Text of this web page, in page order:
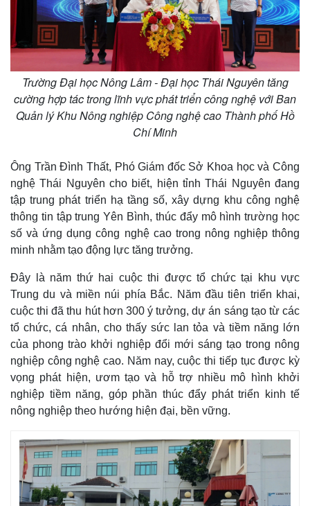
Khởi nghiệp
Thị trường
Tỷ giá
Chứng khoán
Giá cà phê
Trường Đại học Nông Lâm - Đại học Thái Nguyên tăng
cường hợp tác trong lĩnh vực phát triển công nghệ với Ban
Quản lý Khu Nông nghiệp Công nghệ cao Thành phố Hồ
Chí Minh
Ông Trần Đình Thất, Phó Giám đốc Sở Khoa học và Công
nghệ Thái Nguyên cho biết, hiện tỉnh Thái Nguyên đang
tập trung phát triển hạ tầng số, xây dựng khu công nghệ
thông tin tập trung Yên Bình, thúc đẩy mô hình trường học
số và ứng dụng công nghệ cao trong nông nghiệp thông
minh nhằm tạo động lực tăng trưởng.
Đây là năm thứ hai cuộc thi được tổ chức tại khu vực
Trung du và miền núi phía Bắc. Năm đầu tiên triển khai,
cuộc thi đã thu hút hơn 300 ý tưởng, dự án sáng tạo từ các
tổ chức, cá nhân, cho thấy sức lan tỏa và tiềm năng lớn
của phong trào khởi nghiệp đổi mới sáng tạo trong nông
nghiệp công nghệ cao. Năm nay, cuộc thi tiếp tục được kỳ
vọng phát hiện, ươm tạo và hỗ trợ nhiều mô hình khởi
nghiệp tiềm năng, góp phần thúc đẩy phát triển kinh tế
nông nghiệp theo hướng hiện đại, bền vững.